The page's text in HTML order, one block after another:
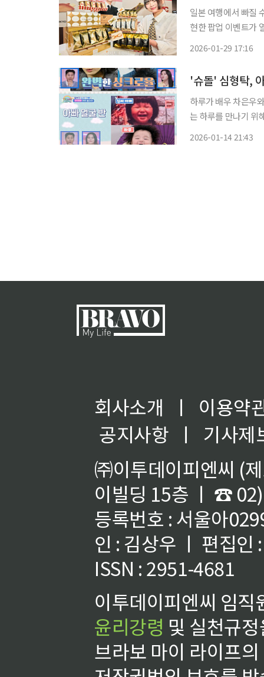
일본 여행에서 빠질
현한 팝업 이벤트가
2026-01-29 17:16
'슈돌' 심형탁,
하루가 배우 차은우와 똑닮은 미모를 자
는 하루를 만나기 위해 심
2026-01-14 21:43
회사소개 ㅣ
이용약
공지사항
ㅣ
기사제
㈜이투데이피엔씨 (
이빌딩 15층 ㅣ ☎
등록번호 : 서울아
인 : 김상우 ㅣ 편집인
ISSN : 2951-4681
이투데이피엔씨 임
윤리강령 및 실천규
브라보 마이 라이프